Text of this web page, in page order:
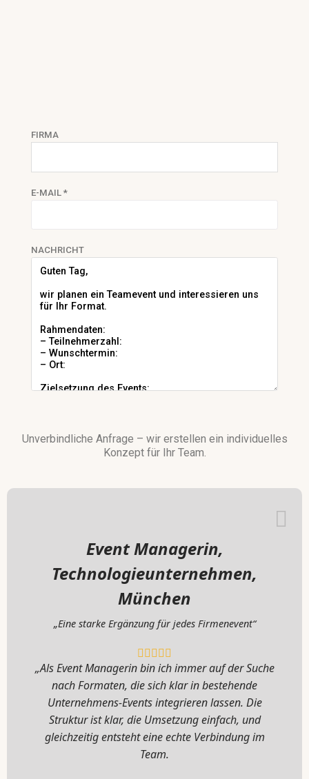
FIRMA
E-MAIL *
NACHRICHT
Unverbindliche Anfrage – wir erstellen ein individuelles
Konzept für Ihr Team.
Event Managerin,
Technologieunternehmen,
München
„Eine starke Ergänzung für jedes Firmenevent“
„Als Event Managerin bin ich immer auf der Suche
nach Formaten, die sich klar in bestehende
Unternehmens-Events integrieren lassen. Die
Struktur ist klar, die Umsetzung einfach, und
gleichzeitig entsteht eine echte Verbindung im
Team.